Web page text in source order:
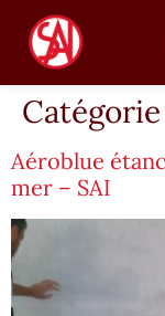
principal06 12 28 88 11
06 10 08 62 15
Catégorie
Aéroblue
mer – SAI